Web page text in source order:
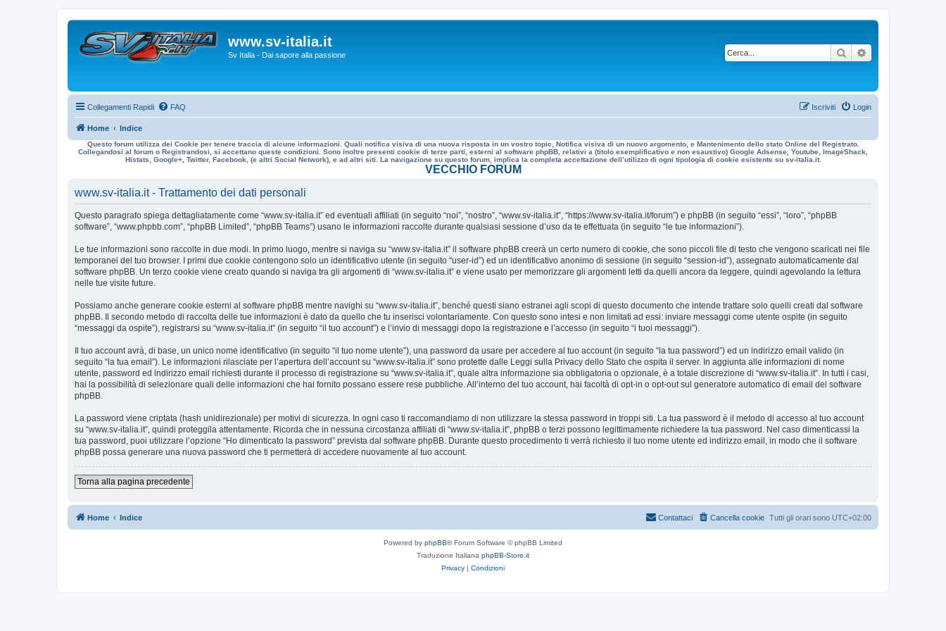
www.sv-italia.it
Sv Italia - Dai sapore alla passione Cerca
Collegamenti Rapidi FAQ Login
Iscriviti
Home Indice
Questo forum utilizza dei Cookie per tenere traccia di alcune informazioni. Quali notifica visiva di una nuova risposta in un vostro topic, Notifica visiva di un nuovo argomento, e Mantenimento dello stato Online del Registrato.
Collegandosi al forum o Registrandosi, si accettano queste condizioni. Sono inoltre presenti cookie di terze parti, esterni al software phpBB, relativi a (titolo esemplificativo e non esaustivo) Google Adsense, Youtube, ImageShack,
Histats, Google+, Twitter, Facebook, (e altri Social Network), e ad altri siti. La navigazione su questo forum, implica la completa accettazione dell’utilizzo di ogni tipologia di cookie esistente su sv-italia.it.
VECCHIO FORUM
www.sv-italia.it - Trattamento dei dati personali
Questo paragrafo spiega dettagliatamente come “www.sv-italia.it” ed eventuali affiliati (in seguito “noi”, “nostro”, “www.sv-italia.it”, “https://www.sv-italia.it/forum”) e phpBB (in seguito “essi”, “loro”, “phpBB
software”, “www.phpbb.com”, “phpBB Limited”, “phpBB Teams”) usano le informazioni raccolte durante qualsiasi sessione d’uso da te effettuata (in seguito “le tue informazioni”).
Le tue informazioni sono raccolte in due modi. In primo luogo, mentre si naviga su “www.sv-italia.it” il software phpBB creerà un certo numero di cookie, che sono piccoli file di testo che vengono scaricati nei file
temporanei del tuo browser. I primi due cookie contengono solo un identificativo utente (in seguito “user-id”) ed un identificativo anonimo di sessione (in seguito “session-id”), assegnato automaticamente dal
software phpBB. Un terzo cookie viene creato quando si naviga tra gli argomenti di “www.sv-italia.it” e viene usato per memorizzare gli argomenti letti da quelli ancora da leggere, quindi agevolando la lettura
nelle tue visite future.
Possiamo anche generare cookie esterni al software phpBB mentre navighi su “www.sv-italia.it”, benché questi siano estranei agli scopi di questo documento che intende trattare solo quelli creati dal software
phpBB. Il secondo metodo di raccolta delle tue informazioni è dato da quello che tu inserisci volontariamente. Con questo sono intesi e non limitati ad essi: inviare messaggi come utente ospite (in seguito
“messaggi da ospite”), registrarsi su “www.sv-italia.it” (in seguito “il tuo account”) e l’invio di messaggi dopo la registrazione e l’accesso (in seguito “i tuoi messaggi”).
Il tuo account avrà, di base, un unico nome identificativo (in seguito “il tuo nome utente”), una password da usare per accedere al tuo account (in seguito “la tua password”) ed un indirizzo email valido (in
seguito “la tua email”). Le informazioni rilasciate per l’apertura dell’account su “www.sv-italia.it” sono protette dalle Leggi sulla Privacy dello Stato che ospita il server. In aggiunta alle informazioni di nome
utente, password ed indirizzo email richiesti durante il processo di registrazione su “www.sv-italia.it”, quale altra informazione sia obbligatoria o opzionale, è a totale discrezione di “www.sv-italia.it”. In tutti i casi,
hai la possibilità di selezionare quali delle informazioni che hai fornito possano essere rese pubbliche. All’interno del tuo account, hai facoltà di opt-in o opt-out sul generatore automatico di email del software
phpBB.
La password viene criptata (hash unidirezionale) per motivi di sicurezza. In ogni caso ti raccomandiamo di non utilizzare la stessa password in troppi siti. La tua password è il metodo di accesso al tuo account
su “www.sv-italia.it”, quindi proteggila attentamente. Ricorda che in nessuna circostanza affiliati di “www.sv-italia.it”, phpBB o terzi possono legittimamente richiedere la tua password. Nel caso dimenticassi la
tua password, puoi utilizzare l’opzione “Ho dimenticato la password” prevista dal software phpBB. Durante questo procedimento ti verrà richiesto il tuo nome utente ed indirizzo email, in modo che il software
phpBB possa generare una nuova password che ti permetterà di accedere nuovamente al tuo account.
Torna alla pagina precedente
Home Indice Tutti gli orari sono UTC+02:00
Cancella cookie
Contattaci
Powered by phpBB® Forum Software © phpBB Limited
Traduzione Italiana phpBB-Store.it
Privacy | Condizioni